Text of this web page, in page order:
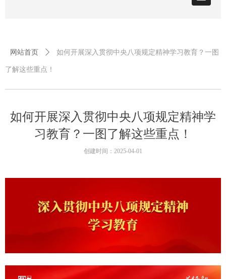
如何开展深入贯彻中央八项规定精神学
习教育？一图了解这些重点！
网站首页 ꄲ 如何开展深入贯彻中央八项规定精神学习教育？一图
了解这些重点！
创建时间： 2025-04-01